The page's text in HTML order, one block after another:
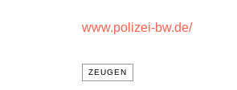
www.polizei-bw.de/
ZEUGEN